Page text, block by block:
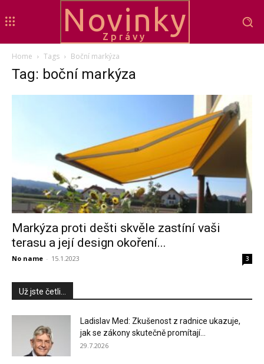
Novinky
Zprávy
Home Tags Boční markýza
Tag: boční markýza
Markýza proti dešti skvěle zastíní vaši
terasu a její design okoření...
No name - 15.1.2023 3
Už jste četli...
Ladislav Med: Zkušenost z radnice ukazuje,
jak se zákony skutečně promítají...
29.7.2026